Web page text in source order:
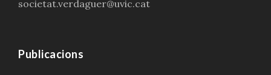
societat.verdaguer@uvic.cat
Publicacions